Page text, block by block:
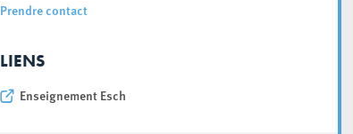
Prendre contact
LIENS
Enseignement Esch